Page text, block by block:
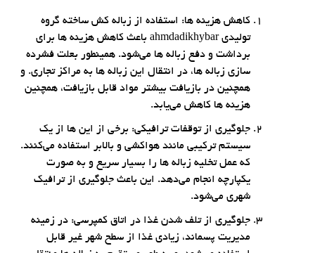
کاهش هزینه ها: استفاده از زباله کش ساخته گروه
تولیدی ahmdadikhybar باعث کاهش هزینه ها برای
برداشت و دفع زباله ها می‌شود. همینطور بعلت فشرده
سازی زباله ها، در انتقال این زباله ها به مراکز تجاری. و
همچنین در بازیافت بیشتر مواد قابل بازیافت، همچنین
هزینه ها کاهش می‌یابد.
جلوگیری از توقفات ترافیکی: برخی از این ها از یک
سیستم ترکیبی مانند هواکشی و بالابر استفاده می‌کنند.
که عمل تخلیه زباله ها را بسیار سریع و به صورت
یکپارچه انجام می‌دهد. این باعث جلوگیری از ترافیک
شهری می‌شود.
جلوگیری از تلف شدن غذا در اتاق کمپرسی: در زمینه
مدیریت پسماند، زیادی غذا از سطح شهر غیر قابل